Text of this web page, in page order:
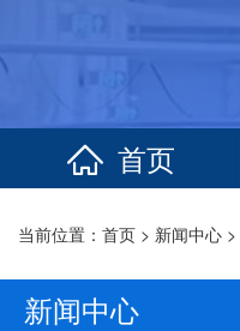
首页
当前位置： 首页 > 新闻中心 >
新闻中心